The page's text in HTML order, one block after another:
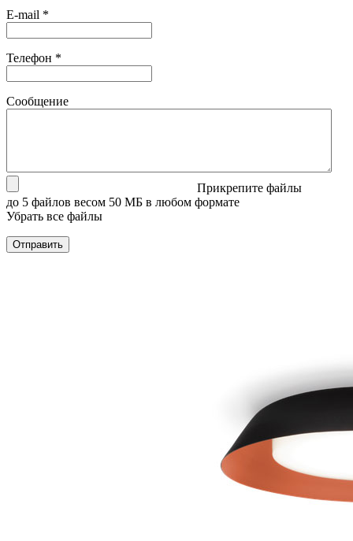
E-mail *
Телефон *
Сообщение
Прикрепите файлы
до 5 файлов весом 50 МБ в любом формате
Убрать все файлы
Отправить